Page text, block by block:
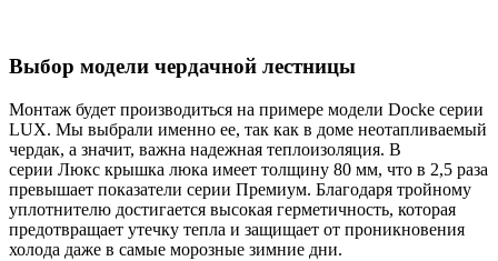
Выбор модели чердачной лестницы
Монтаж будет производиться на примере модели Docke серии
LUX. Мы выбрали именно ее, так как в доме неотапливаемый
чердак, а значит, важна надежная теплоизоляция. В
серии Люкс крышка люка имеет толщину 80 мм, что в 2,5 раза
превышает показатели серии Премиум. Благодаря тройному
уплотнителю достигается высокая герметичность, которая
предотвращает утечку тепла и защищает от проникновения
холода даже в самые морозные зимние дни.